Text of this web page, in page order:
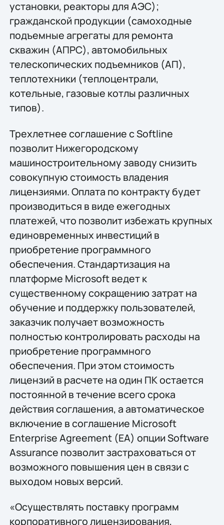
установки, реакторы для АЭС);
гражданской продукции (самоходные
подъемные агрегаты для ремонта
скважин (АПРС), автомобильных
телескопических подъемников (АП),
теплотехники (теплоцентрали,
котельные, газовые котлы различных
типов).
Трехлетнее соглашение с Softline
позволит Нижегородскому
машиностроительному заводу снизить
совокупную стоимость владения
лицензиями. Оплата по контракту будет
производиться в виде ежегодных
платежей, что позволит избежать крупных
единовременных инвестиций в
приобретение программного
обеспечения. Стандартизация на
платформе Microsoft ведет к
существенному сокращению затрат на
обучение и поддержку пользователей,
заказчик получает возможность
полностью контролировать расходы на
приобретение программного
обеспечения. При этом стоимость
лицензий в расчете на один ПК остается
постоянной в течение всего срока
действия соглашения, а автоматическое
включение в соглашение Microsoft
Enterprise Agreement (ЕА) опции Software
Assurance позволит застраховаться от
возможного повышения цен в связи с
выходом новых версий.
«Осуществлять поставку программ
корпоративного лицензирования,